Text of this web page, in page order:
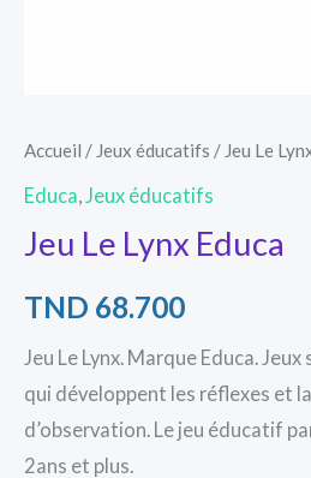
Accueil / Jeux éducatifs / Jeu Le
Educa Jeux éducatifs
Jeu Le Lynx Educa
TND 68.700
Jeu Le Lynx. Marque Educa.
qui développent les réflexes et
d’observation. Le jeu éducatif
2ans et plus.